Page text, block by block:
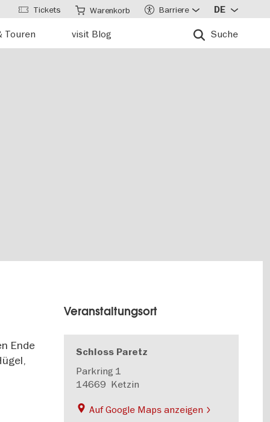
Touren visit Blog Suche
Tickets Warenkorb Barriere DE
Ende
Veranstaltungsort
Schloss Paretz
Parkring 1
14669 Ketzin
Auf Google Maps anzeigen